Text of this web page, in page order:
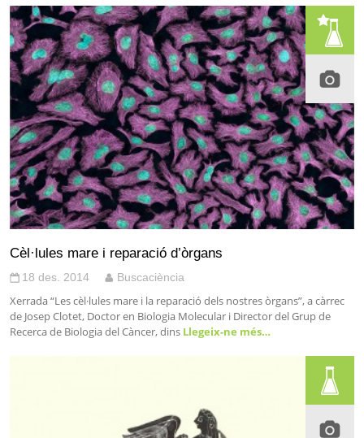
Cèl·lules mare i reparació d’òrgans
18 des. 2014 Buscaciència
Xerrada “Les cèl·lules mare i la reparació dels nostres òrgans”, a càrrec
de Josep Clotet, Doctor en Biologia Molecular i Director del Grup de
Recerca de Biologia del Càncer, dins Llegeix-ne més…